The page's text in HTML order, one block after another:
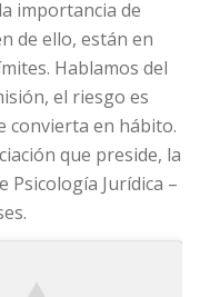
importancia de
de ello, están en
Hablamos del
el riesgo es
convierta en hábito.
que preside, la
Psicología Jurídica –